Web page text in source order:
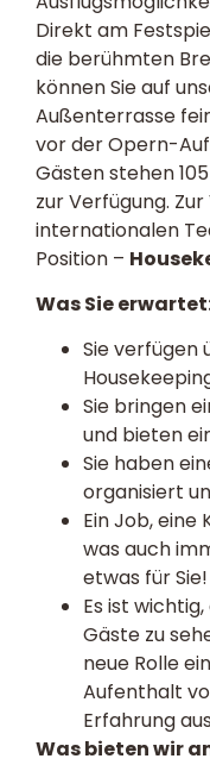
Direkt am
die berühmten
können Sie auf
Außenterrasse
vor der Opern-
Gästen stehen
zur Verfügung.
internationalen
Position –
Was Sie
Sie verfügen
Sie bringen
und bieten
Sie haben
organisiert
Ein Job, eine
was auch
etwas für Sie!
Es ist
Gäste zu
neue Rolle
Aufenthalt
Erfahrung
Was bieten wir